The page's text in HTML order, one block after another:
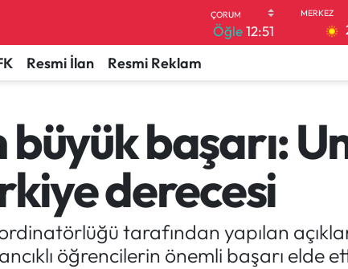
Öğle12:51
Resmi İlan Resmi Reklam
büyük başarı:
derecesi
tarafından yapılan
öğrencilerin önemli başarı elde